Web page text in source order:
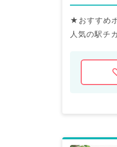
★おすすめ
人気の駅チ